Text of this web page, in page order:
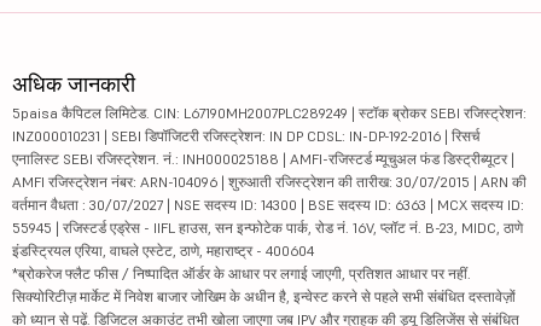
अधिक जानकारी
5paisa कैपिटल लिमिटेड. CIN: L67190MH2007PLC289249 | स्टॉक ब्रोकर SEBI रजिस्ट्रेशन:
INZ000010231 | SEBI डिपॉजिटरी रजिस्ट्रेशन: IN DP CDSL: IN-DP-192-2016 | रिसर्च
एनालिस्ट SEBI रजिस्ट्रेशन. नं.: INH000025188 | AMFI-रजिस्टर्ड म्यूचुअल फंड डिस्ट्रीब्यूटर |
AMFI रजिस्ट्रेशन नंबर: ARN-104096 | शुरुआती रजिस्ट्रेशन की तारीख: 30/07/2015 | ARN की
वर्तमान वैधता : 30/07/2027 | NSE सदस्य ID: 14300 | BSE सदस्य ID: 6363 | MCX सदस्य ID:
55945 | रजिस्टर्ड एड्रेस - IIFL हाउस, सन इन्फोटेक पार्क, रोड नं. 16V, प्लॉट नं. B-23, MIDC, ठाणे
इंडस्ट्रियल एरिया, वाघले एस्टेट, ठाणे, महाराष्ट्र - 400604
*ब्रोकरेज फ्लैट फीस / निष्पादित ऑर्डर के आधार पर लगाई जाएगी, प्रतिशत आधार पर नहीं.
सिक्योरिटीज़ मार्केट में निवेश बाजार जोखिम के अधीन है, इन्वेस्ट करने से पहले सभी संबंधित दस्तावेज़ों
को ध्यान से पढ़ें. डिजिटल अकाउंट तभी खोला जाएगा जब IPV और ग्राहक की ड्यू डिलिजेंस से संबंधित